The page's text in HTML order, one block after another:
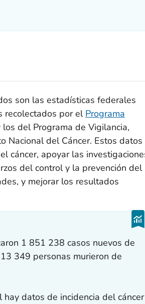
son las estadísticas federales
recolectados por el Programa
del Programa de Vigilancia,
Nacional del Cáncer. Estos datos
cáncer, apoyar las
del control y la prevención del
y mejorar los resultados
1 851 238 casos nuevos de
349 personas murieron de
datos de incidencia del cáncer